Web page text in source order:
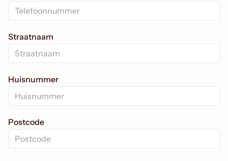
Straatnaam
Huisnummer
Postcode